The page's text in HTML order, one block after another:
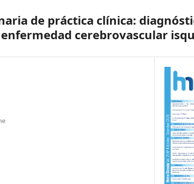
de práctica clínica:
cerebrovascular